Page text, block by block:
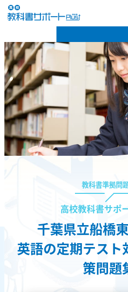
教科書準拠問
高校教科書サポ
千葉県立船橋
英語の定期テスト
策問題